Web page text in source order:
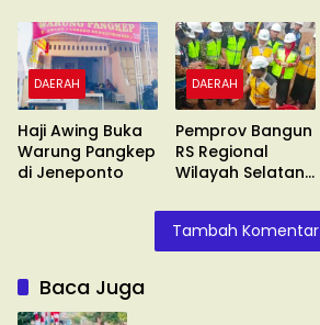
Bajeng Barat
Muhammadiyah
DAERAH
Haji Awing Buka
Warung Pangkep
di Jeneponto
DAERAH
Pemprov Bangun
RS Regional
Wilayah Selatan
Tambah Komentar
Baca Juga